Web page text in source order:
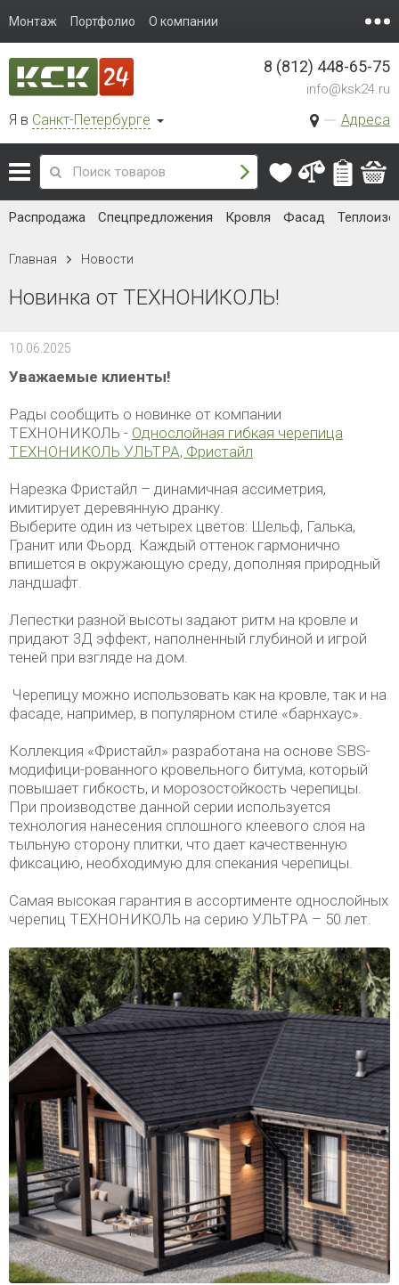
Монтаж Портфолио О компании
Я в Санкт-Петербурге Адреса
8 (812) 448-65-75
info@ksk24.ru
Распродажа Спецпредложения Кровля Фасад
Главная Новости
Новинка от ТЕХНОНИКОЛЬ!
10.06.2025
Уважаемые клиенты!
Рады сообщить о новинке от компании
ТЕХНОНИКОЛЬ - Однослойная гибкая черепица
ТЕХНОНИКОЛЬ УЛЬТРА, Фристайл
Нарезка Фристайл – динамичная ассиметрия,
имитирует деревянную дранку.
Выберите один из четырех цветов: Шельф, Галька,
Гранит или Фьорд. Каждый оттенок гармонично
впишется в окружающую среду, дополняя природный
ландшафт.
Лепестки разной высоты задают ритм на кровле и
придают 3Д эффект, наполненный глубиной и игрой
теней при взгляде на дом.
Черепицу можно использовать как на кровле, так и на
фасаде, например, в популярном стиле «барнхаус».
Коллекция «Фристайл» разработана на основе SBS-
модифици-рованного кровельного битума, который
повышает гибкость, и морозостойкость черепицы.
При производстве данной серии используется
технология нанесения сплошного клеевого слоя на
тыльную сторону плитки, что дает качественную
фиксацию, необходимую для спекания черепицы.
Самая высокая гарантия в ассортименте однослойных
черепиц ТЕХНОНИКОЛЬ на серию УЛЬТРА – 50 лет.